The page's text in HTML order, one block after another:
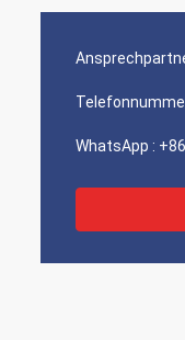
Beratung und
WhatsApp :